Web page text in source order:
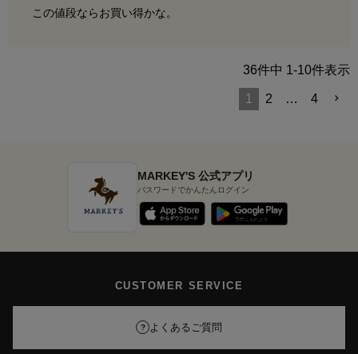
この値段ならお買い得かな。
36件中 1-10件表示
1 2 … 4
MARKEY'S 公式アプリ
パスワードでかんたんログイン
CUSTOMER SERVICE
? よくあるご質問